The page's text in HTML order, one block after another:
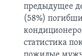
предыдущее
(58%)
статистика